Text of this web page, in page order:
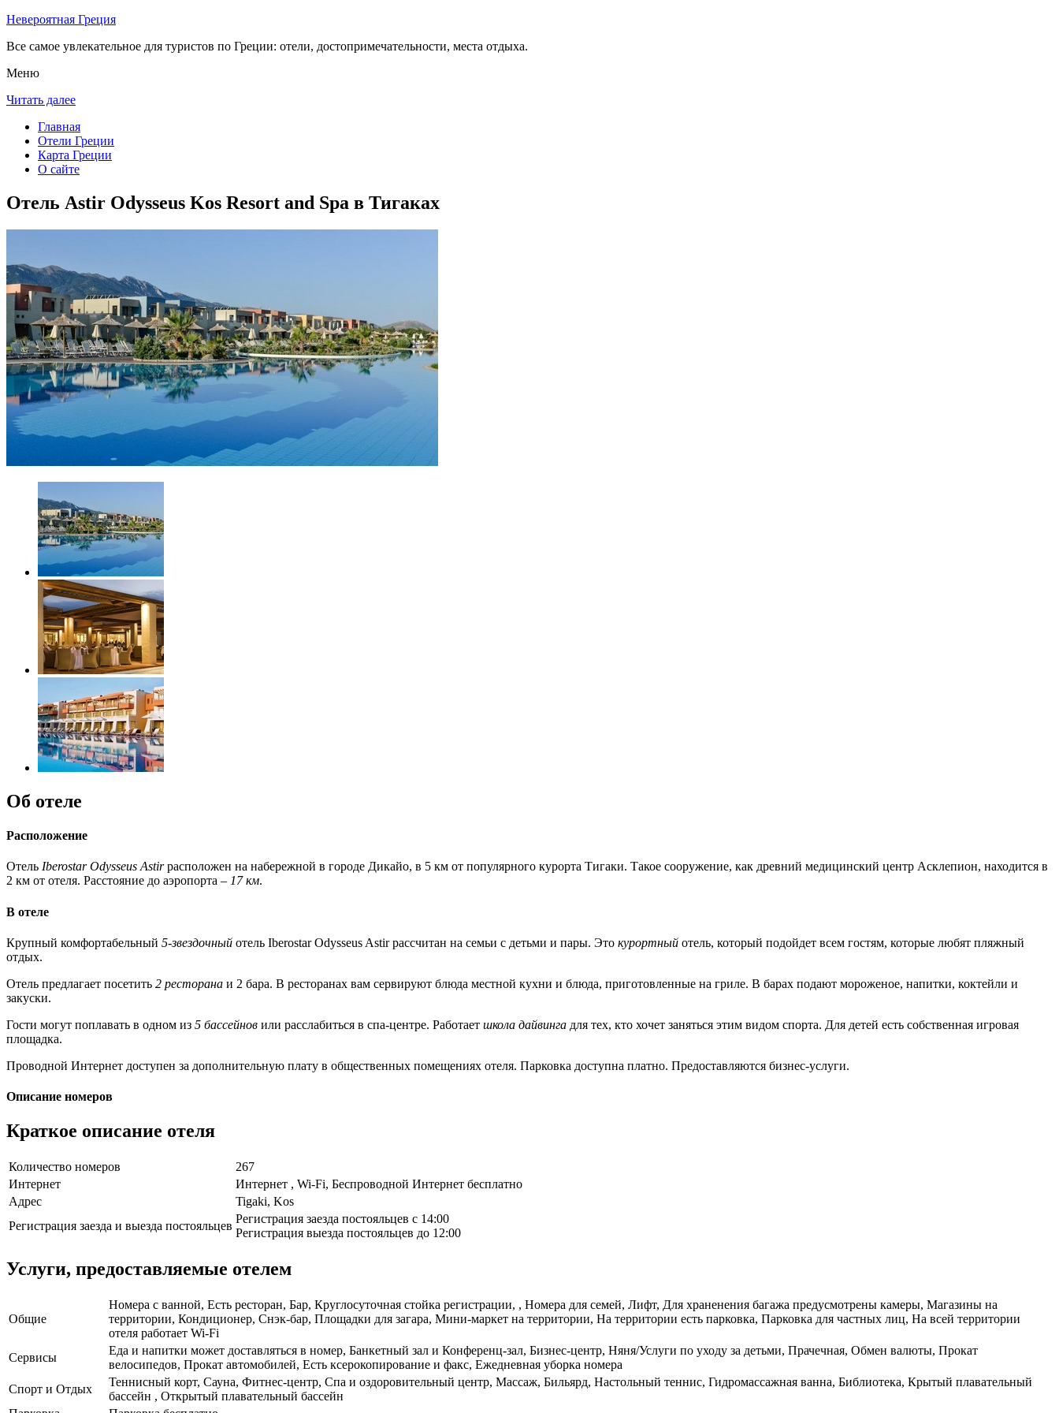
Невероятная Греция
Все самое увлекательное для туристов по Греции: отели, достопримечательности, места отдыха.
Меню
Читать далее
Главная
Отели Греции
Карта Греции
О сайте
Отель Astir Odysseus Kos Resort and Spa в Тигаках
Об отеле
Расположение
Отель Iberostar Odysseus Astirрасположен на набережной в городе Дикайо, в 5 км от популярного курорта Тигаки. Такое сооружение, как древний медицинский центр Асклепион, находится в
2 км от отеля. Расстояние до аэропорта – 17 км.
В отеле
Крупный комфортабельный 5-звездочный отель Iberostar Odysseus Astir рассчитан на семьи с детьми и пары. Это курортный отель, который подойдет всем гостям, которые любят пляжный
отдых.
Отель предлагает посетить 2 ресторана и 2 бара. В ресторанах вам сервируют блюда местной кухни и блюда, приготовленные на гриле. В барах подают мороженое, напитки, коктейли и
закуски.
Гости могут поплавать в одном из 5 бассейнов или расслабиться в спа-центре. Работает школа дайвинга для тех, кто хочет заняться этим видом спорта. Для детей есть собственная игровая
площадка.
Проводной Интернет доступен за дополнительную плату в общественных помещениях отеля. Парковка доступна платно. Предоставляются бизнес-услуги.
Описание номеров
Краткое описание отеля
Количество номеров
267
Интернет
Интернет , Wi-Fi, Беспроводной Интернет бесплатно
Адрес
Tigaki, Kos
Регистрация заезда и выезда постояльцев
Регистрация заезда постояльцев с 14:00
Регистрация выезда постояльцев до 12:00
Услуги, предоставляемые отелем
Общие
Номера с ванной, Есть ресторан, Бар, Круглосуточная стойка регистрации, , Номера для семей, Лифт, Для храненения багажа предусмотрены камеры, Магазины на
территории, Кондиционер, Снэк-бар, Площадки для загара, Мини-маркет на территории, На территории есть парковка, Парковка для частных лиц, На всей территории
отеля работает Wi-Fi
Сервисы
Еда и напитки может доставляться в номер, Банкетный зал и Конференц-зал, Бизнес-центр, Няня/Услуги по уходу за детьми, Прачечная, Обмен валюты, Прокат
велосипедов, Прокат автомобилей, Есть ксерокопирование и факс, Ежедневная уборка номера
Спорт и Отдых
Теннисный корт, Сауна, Фитнес-центр, Спа и оздоровительный центр, Массаж, Бильярд, Настольный теннис, Гидромассажная ванна, Библиотека, Крытый плавательный
бассейн , Открытый плавательный бассейн